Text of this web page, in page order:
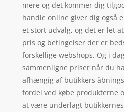
mere og det kommer dig
handle online giver dig også
et stort udvalg, og det er let
pris og betingelser der er
forskellige webshops. Og i
sammenligne priser når du
afhængig af butikkers
fordel ved købe produkterne
at være underlagt